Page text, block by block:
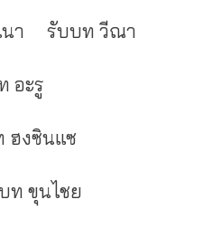
า รับบท วีณา
อะรู
ฮงซินแซ
ท ขุนไชย